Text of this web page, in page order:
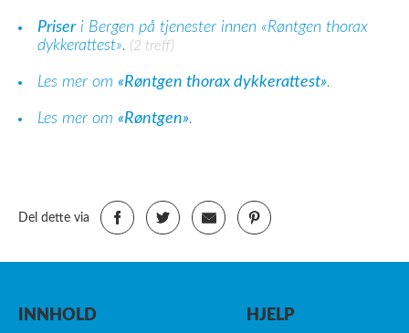
Priseri Bergen på tjenester innen «Røntgen thorax
dykkerattest». (2 treff)
Les mer om «Røntgen thorax dykkerattest».
Les mer om «Røntgen».
Del dette via
INNHOLD
HJELP